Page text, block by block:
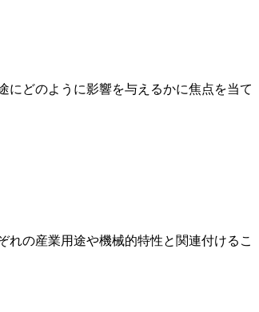
にどのように影響を与えるかに焦点を当て
の産業用途や機械的特性と関連付けるこ